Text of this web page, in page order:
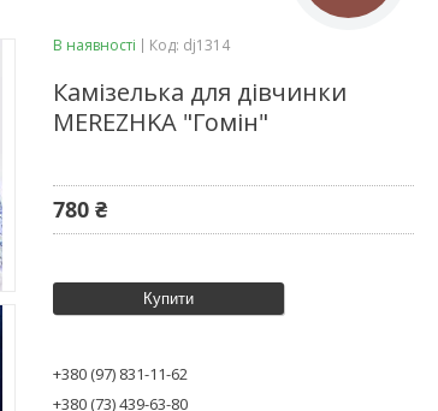
В наявності Код: dj1314
Камізелька для дівчинки
MEREZHKA "Гомін"
780 ₴
Купити
+380 (97) 831-11-62
+380 (73) 439-63-80